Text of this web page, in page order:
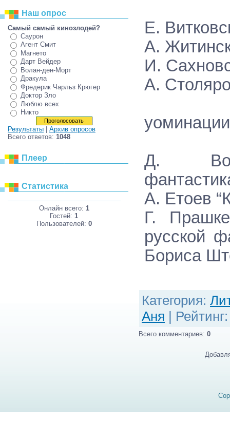
Наш опрос
Самый самый кинозлодей?
Саурон
Агент Смит
Магнето
Дарт Вейдер
Волан-ден-Морт
Дракула
Фредерик Чарльз Крюгер
Доктор Зло
Люблю всех
Никто
Результаты
Архив опросов
Всего ответов: 1048
Плеер
Статистика
Онлайн всего: 1
Гостей:1
Пользователей: 0
Е.
А.
И.
А.
yоминации
Д.
А. Етоев
Г.
русской
Бориса
Категория:
Аня | Рейтинг
Всего комментариев: 0